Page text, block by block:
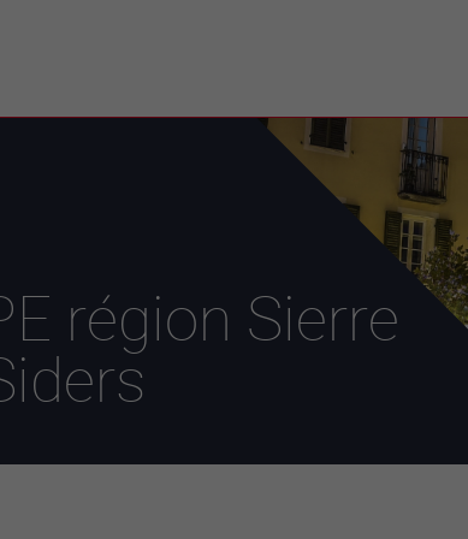
et écoliers
parcelles
virtuel
communal
Emplois
Organisation
communale
Programme de
législature 2025-2028
région Sierre